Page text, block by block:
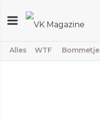
Alles WTF Bommetje